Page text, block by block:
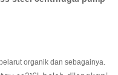
organik dan sebagainya.